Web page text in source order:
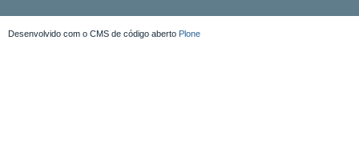
Desenvolvido com o CMS de código aberto Plone